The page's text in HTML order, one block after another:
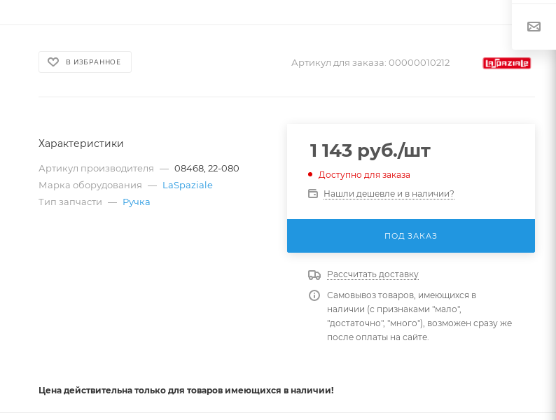
В ИЗБРАННОЕ Артикул для заказа: 00000010212
Характеристики
Артикул производителя — 08468, 22-080
Марка оборудования — LaSpaziale
Тип запчасти — Ручка
1 143руб./шт
Доступно для заказа
Нашли дешевле и в наличии?
ПОД ЗАКАЗ
Рассчитать доставку
Самовывоз товаров, имеющихся в
наличии (с признаками "мало",
"достаточно", "много"), возможен сразу же
после оплаты на сайте.
Цена действительна только для товаров имеющихся в наличии!